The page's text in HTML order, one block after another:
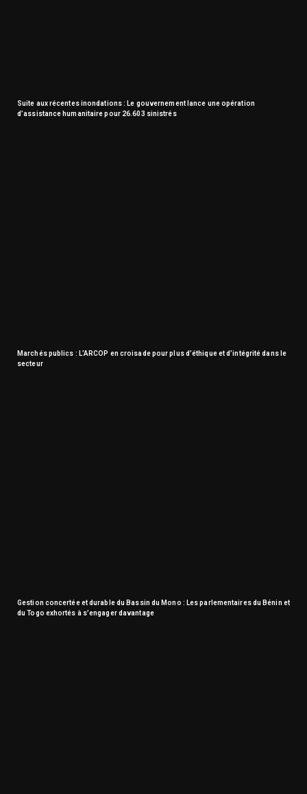
Suite aux récentes inondations : Le gouvernement lance une opération
d’assistance humanitaire pour 26.603 sinistrés
Marchés publics : L’ARCOP en croisade pour plus d’éthique et d’intégrité dans le
secteur
Gestion concertée et durable du Bassin du Mono : Les parlementaires du Bénin et
du Togo exhortés à s’engager davantage